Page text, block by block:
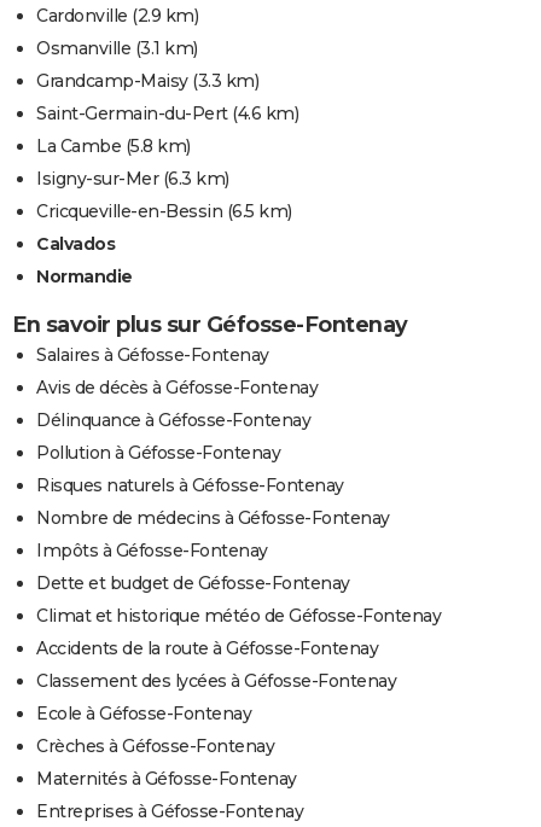
Cardonville (2.9 km)
Osmanville (3.1 km)
Grandcamp-Maisy(3.3 km)
Saint-Germain-du-Pert(4.6 km)
La Cambe (5.8 km)
Isigny-sur-Mer(6.3 km)
Cricqueville-en-Bessin (6.5 km)
Calvados
Normandie
En savoir plus sur Géfosse-Fontenay
Salaires à Géfosse-Fontenay
Avis de décès à Géfosse-Fontenay
Délinquance à Géfosse-Fontenay
Pollution à Géfosse-Fontenay
Risques naturels à Géfosse-Fontenay
Nombre de médecins à Géfosse-Fontenay
Impôts à Géfosse-Fontenay
Dette et budget de Géfosse-Fontenay
Climat et historique météo de Géfosse-Fontenay
Accidents de la route à Géfosse-Fontenay
Classement des lycées à Géfosse-Fontenay
Ecole à Géfosse-Fontenay
Crèches à Géfosse-Fontenay
Maternités à Géfosse-Fontenay
Entreprises à Géfosse-Fontenay